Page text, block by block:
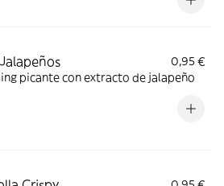
0,95 €
picante con extracto de jalapeño